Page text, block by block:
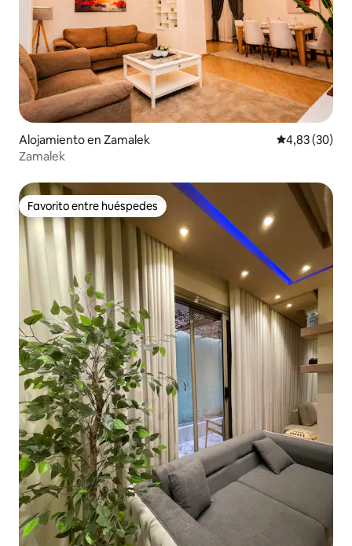
Alojamiento en Zamalek Calificación
4,83 (30)
Zamalek
Favorito entre huéspedes
Favorito entre huéspedes